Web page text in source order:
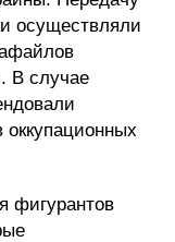
осуществляли
В случае
фигурантов